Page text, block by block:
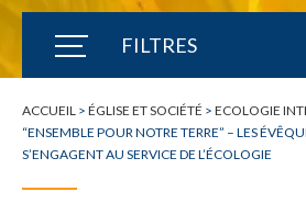
FILTRES
TOUTE L'ACTUALITÉ
ACCUEIL > ÉGLISE ET SOCIÉTÉ > ECOLOGIE
“ENSEMBLE POUR NOTRE TERRE” – LES
S’ENGAGENT AU SERVICE DE L’ÉCOLOGIE